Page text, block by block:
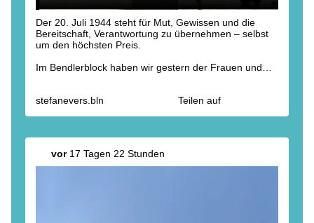
Der 20. Juli 1944 steht für Mut, Gewissen und die
Bereitschaft, Verantwortung zu übernehmen – selbst
um den höchsten Preis.
Im Bendlerblock haben wir gestern der Frauen und
uns daran, dass Demokratie, Freiheit und
stefanevers.bln Teilen auf
vor17 Tagen 22 Stunden